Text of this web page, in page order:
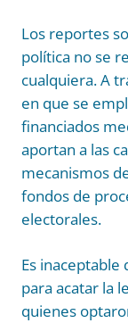
Los reportes
política no se
cualquiera. A
en que se
financiados
aportan a las
mecanismos
fondos de
electorales.
Es
para acatar la
quienes